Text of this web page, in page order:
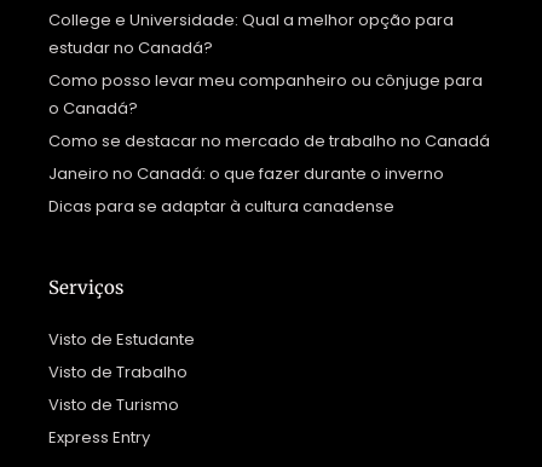
College e Universidade: Qual a melhor opção para
estudar no Canadá?
Como posso levar meu companheiro ou cônjuge para
o Canadá?
Como se destacar no mercado de trabalho no Canadá
Janeiro no Canadá: o que fazer durante o inverno
Dicas para se adaptar à cultura canadense
Serviços
Visto de Estudante
Visto de Trabalho
Visto de Turismo
Express Entry